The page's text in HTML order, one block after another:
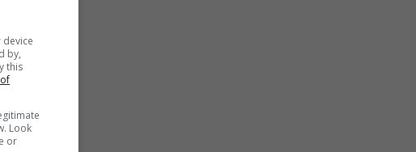
di
by,
this
Look
or